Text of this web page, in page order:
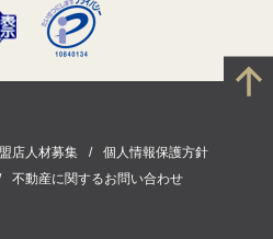
店人材募集
個人情報保護方針
不動産に関するお問い合わせ